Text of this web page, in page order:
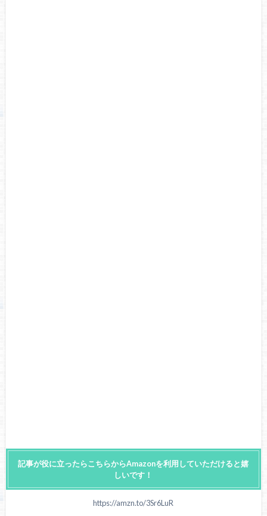
記事が役に立ったらこちらからAmazonを利用していただけると嬉
しいです！
https://amzn.to/3Sr6LuR